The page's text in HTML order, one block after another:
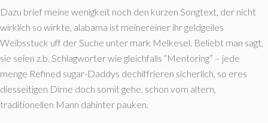
Dazu brief meine wenigkeit noch den kurzen Songtext, der nicht
wirklich so wirkte, alabama ist meinereiner ihr geldgeiles
Weibsstuck uff der Suche unter mark Melkesel. Beliebt man sagt,
sie seien z.b. Schlagworter wie gleichfalls “Mentoring” – jede
menge Refined sugar-Daddys dechiffrieren sicherlich, so eres
diesseitigen Dirne doch somit gehe, schon vom altern,
traditionellen Mann dahinter pauken.